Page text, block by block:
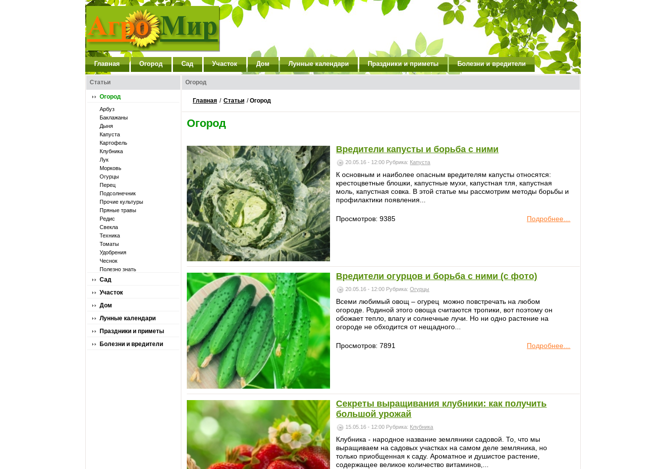
Главная Огород Сад Участок Дом Лунные календари Праздники и приметы Болезни и вредители
Статьи
Огород
Арбуз
Баклажаны
Дыня
Капуста
Картофель
Клубника
Лук
Морковь
Огурцы
Перец
Подсолнечник
Прочие культуры
Пряные травы
Редис
Свекла
Техника
Томаты
Удобрения
Чеснок
Полезно знать
Сад
Участок
Дом
Лунные календари
Праздники и приметы
Болезни и вредители
Огород
Главная / Статьи /Огород
Огород
Вредители капусты и борьба с ними
20.05.16 - 12:00 Рубрика: Капуста
К основным и наиболее опасным вредителям капусты относятся:
крестоцветные блошки, капустные мухи, капустная тля, капустная
моль, капустная совка. В этой статье мы рассмотрим методы борьбы и
профилактики появления...
Подробнее…
Просмотров: 9385
Вредители огурцов и борьба с ними (с фото)
20.05.16 - 12:00 Рубрика:Огурцы
Всеми любимый овощ – огурец можно повстречать на любом
огороде. Родиной этого овоща считаются тропики, вот поэтому он
обожает тепло, влагу и солнечные лучи. Но ни одно растение на
огороде не обходится от нещадного...
Подробнее…
Просмотров: 7891
Секреты выращивания клубники: как получить
большой урожай
15.05.16 - 12:00 Рубрика: Клубника
Клубника - народное название земляники садовой. То, что мы
выращиваем на садовых участках на самом деле земляника, но
только приобщенная к саду. Ароматное и душистое растение,
содержащее великое количество витаминов,...